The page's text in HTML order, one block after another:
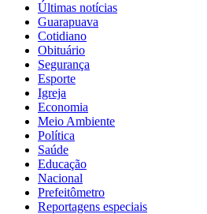
Últimas notícias
Guarapuava
Cotidiano
Obituário
Segurança
Esporte
Igreja
Economia
Meio Ambiente
Política
Saúde
Educação
Nacional
Prefeitômetro
Reportagens especiais